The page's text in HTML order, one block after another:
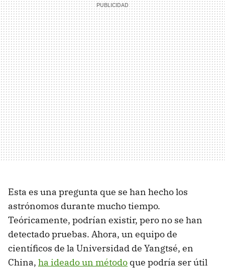
Esta es una pregunta que se han hecho los
astrónomos durante mucho tiempo.
Teóricamente, podrían existir, pero no se han
detectado pruebas. Ahora, un equipo de
científicos de la Universidad de Yangtsé, en
China, ha ideado un método que podría ser útil